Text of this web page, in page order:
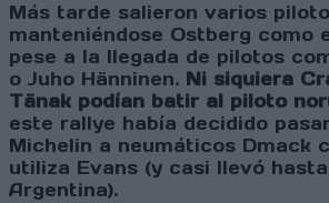
Más tarde salieron varios
manteniéndose Ostberg como
pese a la llegada de pilotos
o Juho Hänninen. Ni siquiera
Tänak podían batir al piloto
este rallye había decidido
Michelin a neumáticos Dmack
utiliza Evans (y casi llevó
Argentina).